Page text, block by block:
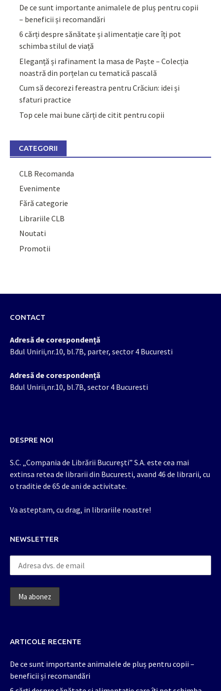
De ce sunt importante animalele de pluș pentru copii
– beneficii și recomandări
6 cărți despre sănătate și alimentație care îți pot
schimba stilul de viață
Eleganță și rafinament la masa de Paște – Colecția
noastră din porțelan cu tematică pascală
Cum să decorezi fereastra pentru Crăciun: idei și
sfaturi practice
Top cele mai bune cărți de citit pentru copii
CATEGORII
CLB Recomanda
Evenimente
Fără categorie
Librariile CLB
Noutati
Promotii
CONTACT
Adresă de corespondență
Bdul Unirii,nr.10, bl.7B, parter, sector 4 Bucuresti
Adresă de corespondență
Bdul Unirii,nr.10, bl.7B, sector 4 Bucuresti
DESPRE NOI
S.C. „Compania de Librării Bucureşti” S.A. este cea mai
extinsa retea de librarii din Bucuresti, avand 46 de librarii, cu
o traditie de 65 de ani de activitate.
Va asteptam, cu drag, in librariile noastre!
NEWSLETTER
ARTICOLE RECENTE
De ce sunt importante animalele de pluș pentru copii –
beneficii și recomandări